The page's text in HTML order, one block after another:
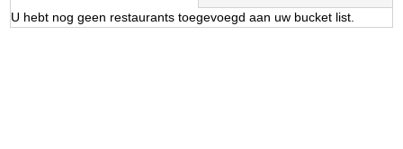
U hebt nog geen restaurants toegevoegd aan uw bucket list.